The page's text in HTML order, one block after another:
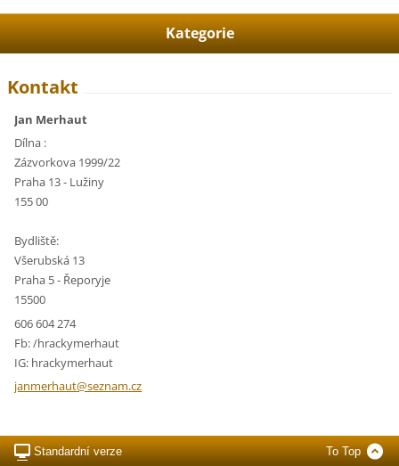
Kategorie
Kontakt
Jan Merhaut
Dílna :
Zázvorkova 1999/22
Praha 13 - Lužiny
155 00
Bydliště:
Všerubská 13
Praha 5 - Řeporyje
15500
606 604 274
Fb: /hrackymerhaut
IG: hrackymerhaut
janmerhaut@seznam.cz
Standardní verze To Top